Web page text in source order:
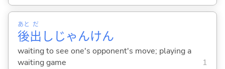
後
あと
出
だ
しじゃんけん
waiting to see one's opponent's move; playing a
waiting game
1